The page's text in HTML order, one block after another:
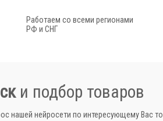
Работаем со всеми регионами
РФ и СНГ
и подбор товаров
нашей нейросети по интересующему Вас